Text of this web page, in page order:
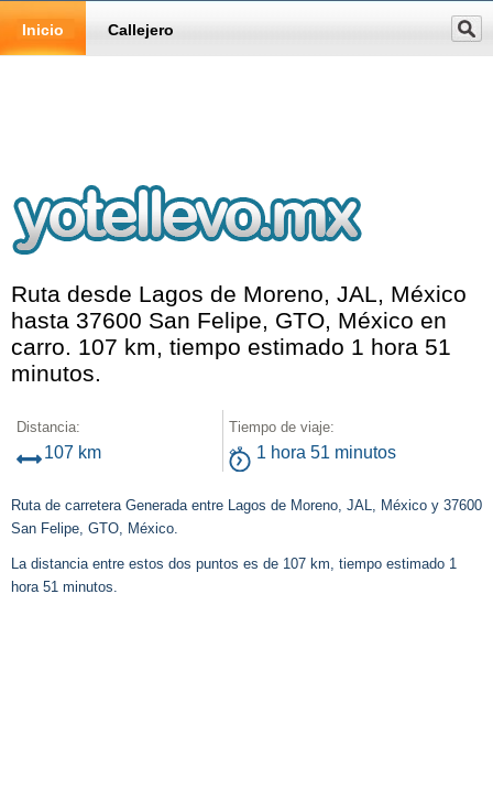
Inicio Callejero
Ruta desde Lagos de Moreno, JAL, México
hasta 37600 San Felipe, GTO, México en
carro. 107 km, tiempo estimado 1 hora 51
minutos.
Distancia:
107 km
Tiempo de viaje:
1 hora 51 minutos
Ruta de carretera Generada entre Lagos de Moreno, JAL, México y 37600
San Felipe, GTO, México.
La distancia entre estos dos puntos es de 107 km, tiempo estimado 1
hora 51 minutos.